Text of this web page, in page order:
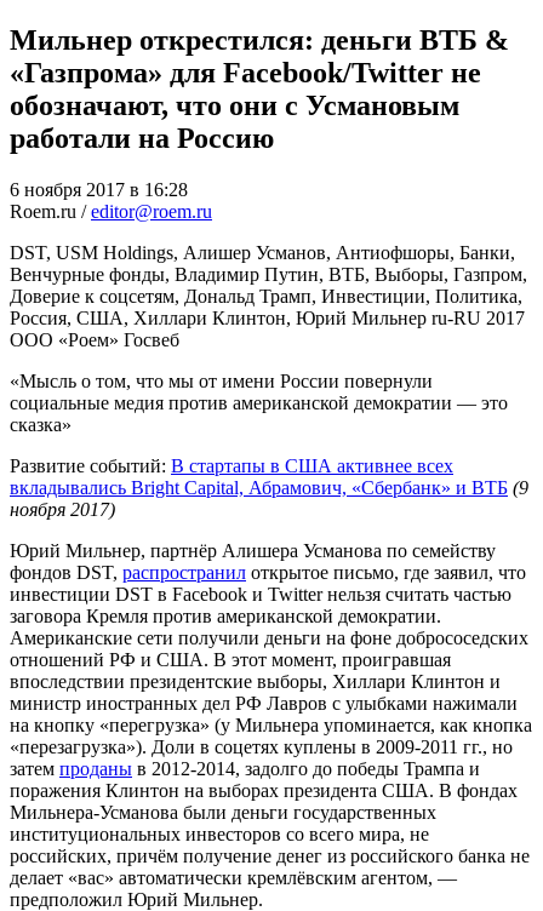
Мильнер открестился: деньги ВТБ &
«Газпрома» для Facebook/Twitter не
обозначают, что они с Усмановым
работали на Россию
6 ноября 2017 в 16:28
Roem.ru /editor@roem.ru
DST, USM Holdings, Алишер Усманов, Антиофшоры, Банки,
Венчурные фонды, Владимир Путин, ВТБ, Выборы, Газпром,
Доверие к соцсетям, Дональд Трамп, Инвестиции, Политика,
Россия, США, Хиллари Клинтон, Юрий Мильнер ru-RU 2017
ООО «Роем» Госвеб
«Мысль о том, что мы от имени России повернули
социальные медия против американской демократии — это
сказка»
Развитие событий: В стартапы в США активнее всех
вкладывались Bright Capital, Абрамович, «Сбербанк» и ВТБ (9
ноября 2017)
Юрий Мильнер, партнёр Алишера Усманова по семейству
фондов DST, распространил открытое письмо, где заявил, что
инвестиции DST в Facebook и Twitter нельзя считать частью
заговора Кремля против американской демократии.
Американские сети получили деньги на фоне добрососедских
отношений РФ и США. В этот момент, проигравшая
впоследствии президентские выборы, Хиллари Клинтон и
министр иностранных дел РФ Лавров с улыбками нажимали
на кнопку «перегрузка» (у Мильнера упоминается, как кнопка
«перезагрузка»). Доли в соцетях куплены в 2009-2011 гг., но
затем проданы в 2012-2014, задолго до победы Трампа и
поражения Клинтон на выборах президента США. В фондах
Мильнера-Усманова были деньги государственных
институциональных инвесторов со всего мира, не
российских, причём получение денег из российского банка не
делает «вас» автоматически кремлёвским агентом, —
предположил Юрий Мильнер.